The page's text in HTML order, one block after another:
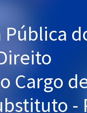
Pública
Cargo
-